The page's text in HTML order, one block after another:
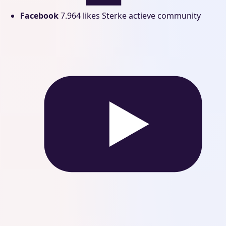
Facebook7.964 likes Sterke actieve community